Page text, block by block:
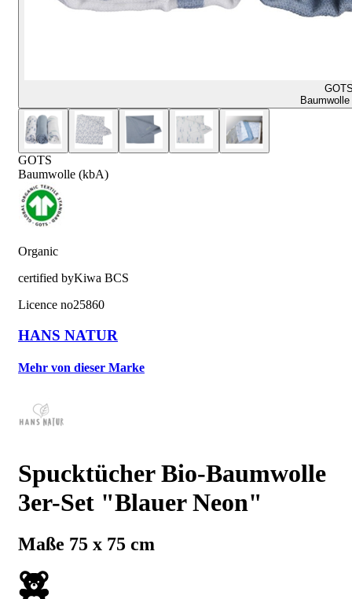
GOTS
Baumwolle (kbA)
Organic
certified byKiwa BCS
Licence no25860
HANS NATUR
Mehr von dieser Marke
Spucktücher Bio-Baumwolle
3er-Set "Blauer Neon"
Maße 75 x 75 cm